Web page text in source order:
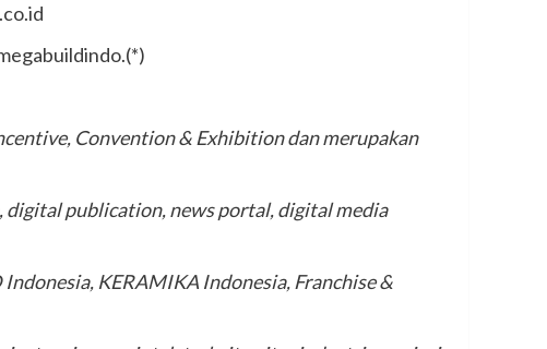
Convention & Exhibition dan merupakan
digital publication, news portal, digital media
KERAMIKA Indonesia, Franchise &